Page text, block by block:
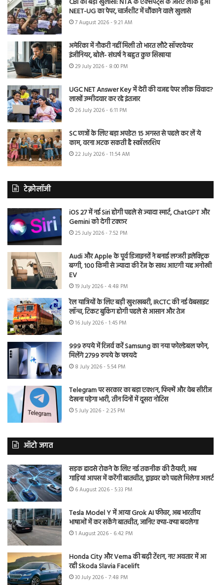
NEET-UG का पेपर, चार्जशीट में चौंकाने वाले खुलासे
7 August 2026 - 9:21 AM
अमेरिका में नौकरी नहीं मिली तो भारत लौटे सॉफ्टवेयर
इंजीनियर, बोले- संघर्ष ने बहुत कुछ सिखाया
29 July 2026 - 8:00 PM
UGC NET Answer Key में देरी की वजह पेपर लीक विवाद?
लाखों उम्मीदवार कर रहे इंतजार
26 July 2026 - 6:11 PM
SC छात्रों के लिए बड़ा अपडेट! 15 अगस्त से पहले कर लें ये
काम, वरना अटक सकती है स्कॉलरशिप
22 July 2026 - 11:54 AM
टेक्नोलॉजी
iOS 27 में नई Siri होगी पहले से ज्यादा स्मार्ट, ChatGPT और
Gemini को देगी टक्कर
25 July 2026 - 7:52 PM
Audi और Apple के पूर्व डिजाइनरों ने बनाई लग्जरी इलेक्ट्रिक
बग्गी, 100 किमी से ज्यादा की रेंज के साथ आएगी यह अनोखी
EV
19 July 2026 - 4:48 PM
रेल यात्रियों के लिए बड़ी खुशखबरी, IRCTC की नई वेबसाइट
लॉन्च, टिकट बुकिंग होगी पहले से आसान और तेज
16 July 2026 - 1:45 PM
999 रुपये में रिजर्व करें Samsung का नया फोल्डेबल फोन,
मिलेंगे 2799 रुपये के फायदे
8 July 2026 - 5:54 PM
Telegram पर सरकार का बड़ा एक्शन, फिल्में और वेब सीरीज
देखना पड़ेगा भारी, तीन दिनों में दूसरा नोटिस
5 July 2026 - 2:25 PM
ऑटो जगत
सड़क हादसे रोकने के लिए नई तकनीक की तैयारी, अब
गाड़ियां आपस में करेंगी बातचीत, ड्राइवर को पहले मिलेगा अलर्ट
6 August 2026 - 5:33 PM
Tesla Model Y में आया Grok AI फीचर, अब भारतीय
भाषाओं में कर सकेंगे बातचीत, जानिए क्या-क्या बदलेगा
1 August 2026 - 6:42 PM
Honda City और Verna की बढ़ी टेंशन, नए अवतार में आ
रही Skoda Slavia Facelift
30 July 2026 - 7:48 PM